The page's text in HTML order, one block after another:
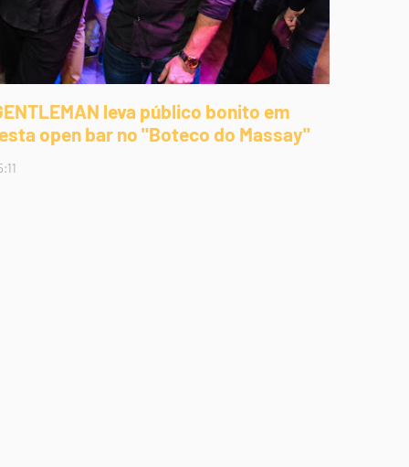
leva público bonito em
open bar no "Boteco do Massay"